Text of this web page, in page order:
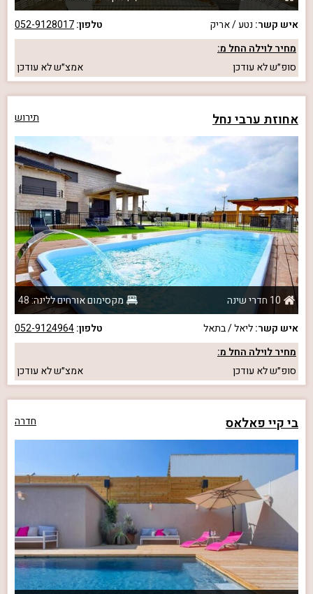
איש קשר: נטע / אריק טלפון:052-9128017
מחיר לוילה החל מ:
סופ״שלא עודכן אמצ״שלא עודכן
אחוזת ערבי נחל תירוש
10 חדרי שינה
מקסימום אורחים ללינה: 48
איש קשר:ליאל / בתאל טלפון:052-9124964
מחיר לוילה החל מ:
סופ״שלא עודכן אמצ״שלא עודכן
בי קיי פאלאס חדרה